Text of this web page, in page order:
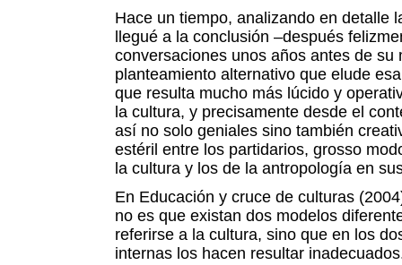
Hace un tiempo, analizando en detalle
llegué a la conclusión –después
conversaciones unos años antes de su
planteamiento alternativo que elude
que resulta mucho más lúcido y
la cultura, y precisamente desde el
así no solo geniales sino también
estéril entre los partidarios, grosso
la cultura y los de la antropología en
En Educación y cruce de culturas
no es que existan dos modelos
referirse a la cultura, sino que en los
internas los hacen resultar